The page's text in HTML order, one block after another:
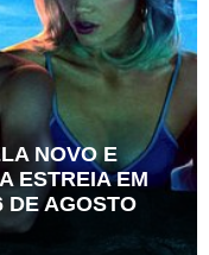
NOVO E
ESTREIA EM
DE AGOSTO